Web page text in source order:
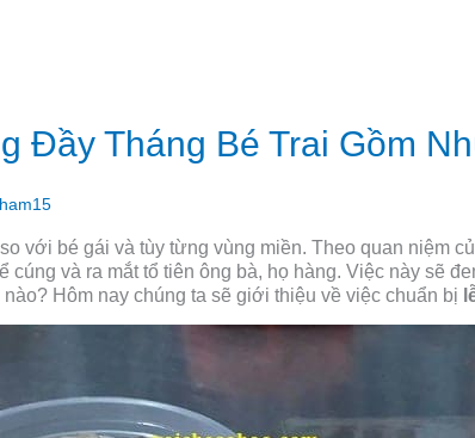
Đầy Tháng Bé Trai Gồm
với bé gái và tùy từng vùng miền. Theo quan niệm
cúng và ra mắt tổ tiên ông bà, họ hàng. Việc này sẽ
Hôm nay chúng ta sẽ giới thiệu về việc chuẩn bị